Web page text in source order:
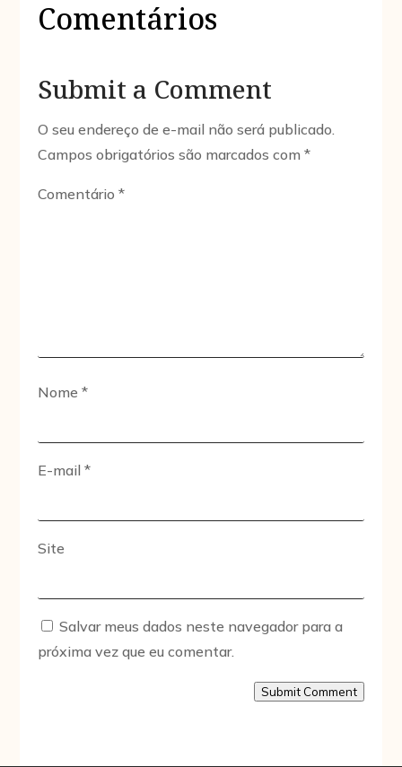
Comentários
Submit a Comment
O seu endereço de e-mail não será publicado.
Campos obrigatórios são marcados com*
Comentário*
Nome*
E-mail*
Site
Salvar meus dados neste navegador para a
próxima vez que eu comentar.
Submit Comment